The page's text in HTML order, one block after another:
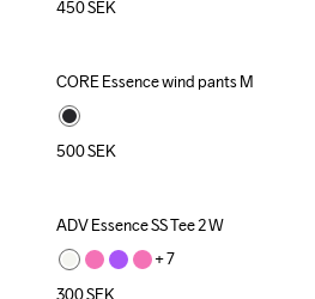
450SEK
CORE Essence wind pants M
500SEK
ADV Essence SS Tee 2 W
+ 7
300SEK